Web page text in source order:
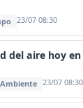
23/07 08:30
del aire hoy
23/07 08:30